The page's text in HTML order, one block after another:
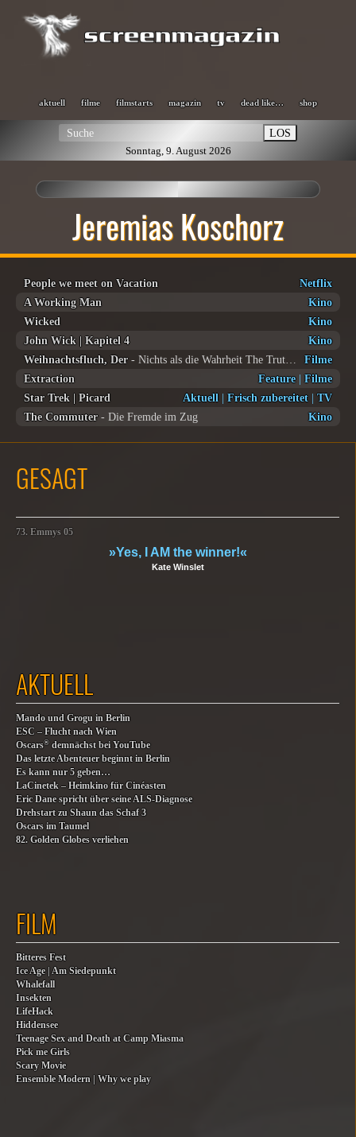
aktuell filme filmstarts magazin tv dead like… shop
LOS
Sonntag, 9. August 2026
Jeremias Koschorz
People we meet on Vacation
Netflix
A Working Man
Kino
Wicked
Kino
John Wick | Kapitel 4
Kino
Weihnachtsfluch, Der
Filme
Extraction
Feature| Filme
Star Trek | Picard
Aktuell | Frisch zubereitet |TV
The Commuter- Die Fremde im Zug Kino
GESAGT
73. Emmys 05
»Yes, I AM the winner!«
Kate Winslet
AKTUELL
Mando und Grogu in Berlin
ESC – Flucht nach Wien
Oscars® demnächst bei YouTube
Das letzte Abenteuer beginnt in Berlin
Es kann nur 5 geben…
LaCinetek – Heimkino für Cinéasten
Eric Dane spricht über seine ALS-Diagnose
Drehstart zu Shaun das Schaf 3
Oscars im Taumel
82. Golden Globes verliehen
FILM
Bitteres Fest
Ice Age | Am Siedepunkt
Whalefall
Insekten
LifeHack
Hiddensee
Teenage Sex and Death at Camp Miasma
Pick me Girls
Scary Movie
Ensemble Modern | Why we play